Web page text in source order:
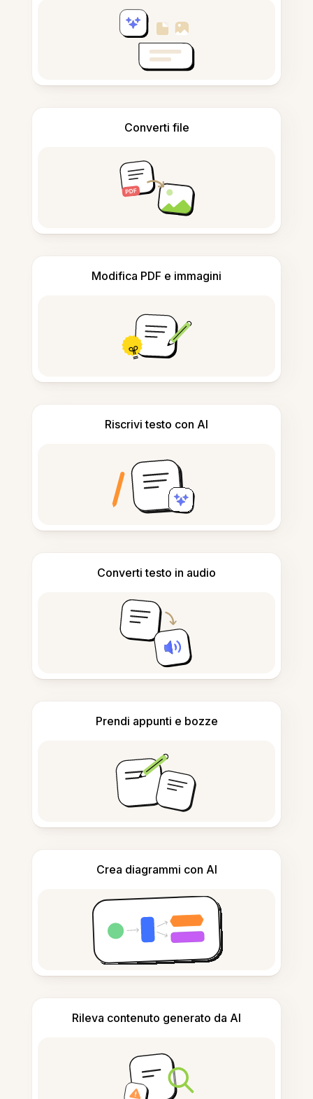
Converti file
Modifica PDF e immagini
Riscrivi testo con AI
Converti testo in audio
Prendi appunti e bozze
Crea diagrammi con AI
Rileva contenuto generato da AI